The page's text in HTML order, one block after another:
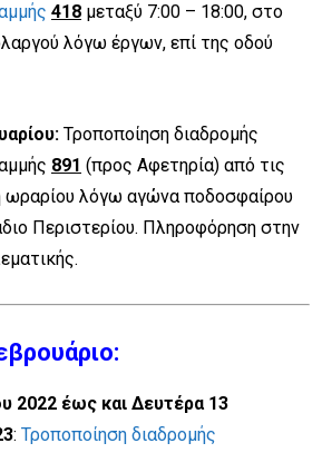
418 μεταξύ 7:00 – 18:00, στο
λόγω έργων, επί της οδού
Τροποποίηση διαδρομής
891 (προς Αφετηρία) από τις
ωραρίου λόγω αγώνα ποδοσφαίρου
Περιστερίου. Πληροφόρηση στην
2022 έως και Δευτέρα 13
: Τροποποίηση διαδρομής